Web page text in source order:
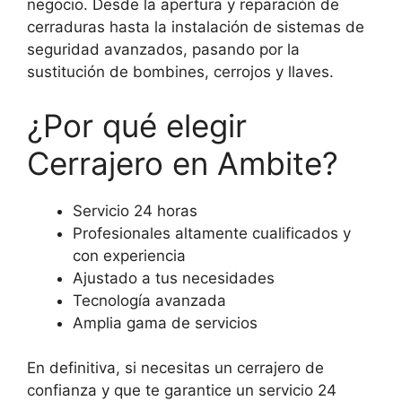
negocio. Desde la apertura y reparación de
cerraduras hasta la instalación de sistemas de
seguridad avanzados, pasando por la
sustitución de bombines, cerrojos y llaves.
¿Por qué elegir
Cerrajero en Ambite?
Servicio 24 horas
Profesionales altamente cualificados y
con experiencia
Ajustado a tus necesidades
Tecnología avanzada
Amplia gama de servicios
En definitiva, si necesitas un cerrajero de
confianza y que te garantice un servicio 24